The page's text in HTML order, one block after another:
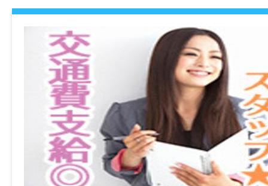
時間外
月平均：30時間程度
特記事項
・受動喫煙防止対策： 屋内禁煙
・試用期間：1-3ヶ月
・試用期間中の労働条件：同条件
・雇用期間の定め：なし